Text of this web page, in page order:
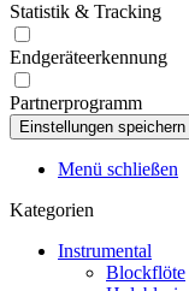
Statistik & Tracking
Endgeräteerkennung
Partnerprogramm
Menü schließen
Kategorien
Instrumental
Blockflöte